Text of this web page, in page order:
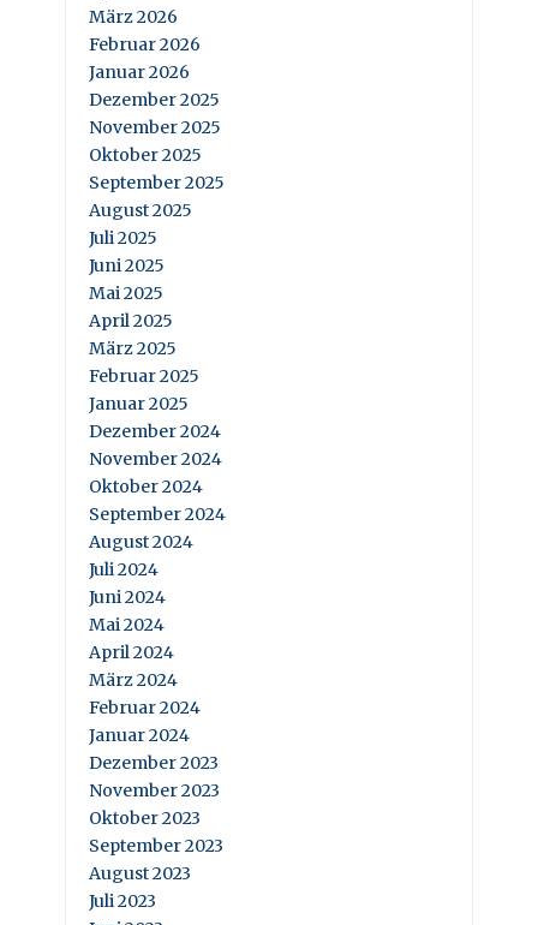
März 2026
Februar 2026
Januar 2026
Dezember 2025
November 2025
Oktober 2025
September 2025
August 2025
Juli 2025
Juni 2025
Mai 2025
April 2025
März 2025
Februar 2025
Januar 2025
Dezember 2024
November 2024
Oktober 2024
September 2024
August 2024
Juli 2024
Juni 2024
Mai 2024
April 2024
März 2024
Februar 2024
Januar 2024
Dezember 2023
November 2023
Oktober 2023
September 2023
August 2023
Juli 2023